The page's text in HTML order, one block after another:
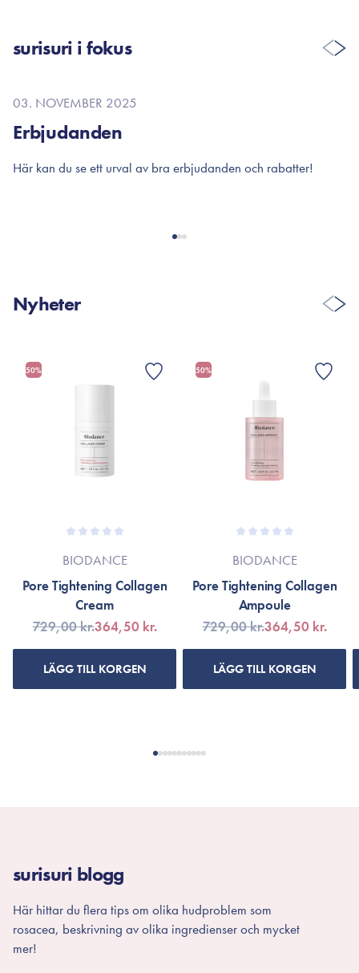
surisuri i fokus
03. NOVEMBER 2025
Erbjudanden
Här kan du se ett urval av bra erbjudanden och rabatter!
Nyheter
50%
BIODANCE
Pore Tightening Collagen
Cream
729,00 kr.364,50 kr.
LÄGG TILL KORGEN
50%
BIODANCE
Pore Tightening Collagen
Ampoule
729,00 kr.364,50 kr.
LÄGG TILL KORGEN
surisuri blogg
Här hittar du flera tips om olika hudproblem som
rosacea, beskrivning av olika ingredienser och mycket
mer!